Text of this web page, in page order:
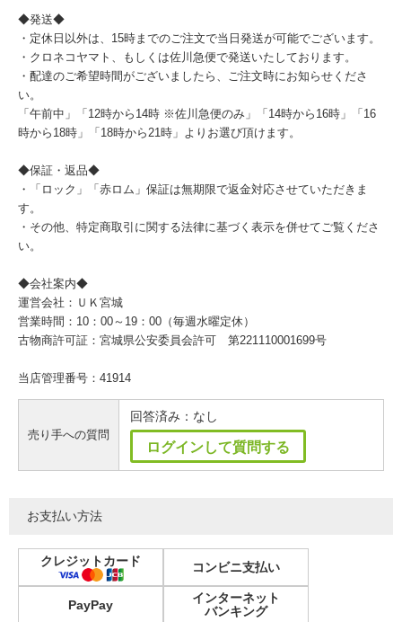
◆発送◆
・定休日以外は、15時までのご注文で当日発送が可能でございます。
・クロネコヤマト、もしくは佐川急便で発送いたしております。
・配達のご希望時間がございましたら、ご注文時にお知らせくださ
い。
「午前中」「12時から14時 ※佐川急便のみ」「14時から16時」「16
時から18時」「18時から21時」よりお選び頂けます。
◆保証・返品◆
・「ロック」「赤ロム」保証は無期限で返金対応させていただきま
す。
・その他、特定商取引に関する法律に基づく表示を併せてご覧くださ
い。
◆会社案内◆
運営会社：ＵＫ宮城
営業時間：10：00～19：00（毎週水曜定休）
古物商許可証：宮城県公安委員会許可 第221110001699号
当店管理番号：41914
売り手への質問
回答済み：なし
ログインして質問する
お支払い方法
クレジットカード コンビニ支払い
PayPay
インターネット
バンキング